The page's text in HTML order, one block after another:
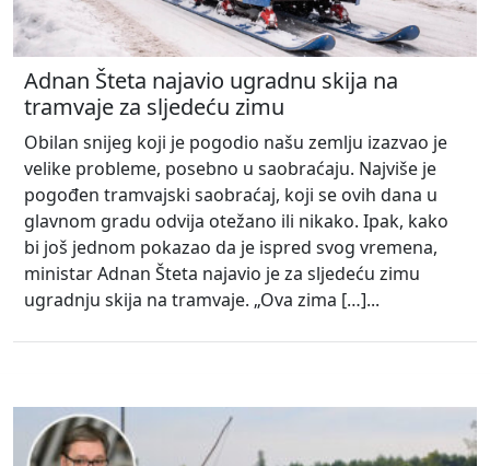
Adnan Šteta najavio ugradnu skija na
tramvaje za sljedeću zimu
Obilan snijeg koji je pogodio našu zemlju izazvao je
velike probleme, posebno u saobraćaju. Najviše je
pogođen tramvajski saobraćaj, koji se ovih dana u
glavnom gradu odvija otežano ili nikako. Ipak, kako
bi još jednom pokazao da je ispred svog vremena,
ministar Adnan Šteta najavio je za sljedeću zimu
ugradnju skija na tramvaje. „Ova zima […]...